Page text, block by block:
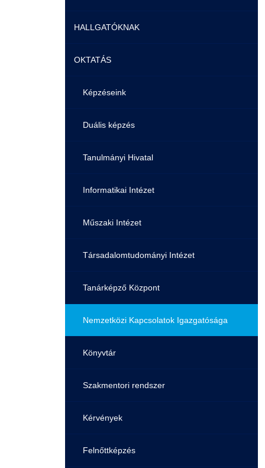
Pontozási rendszer szabályai
Felvetteknek
Képzéseink
Duális képzés
Átjelentkezés
Gyakori Kérdések
Pályaorientációs tanácsadás
MTMI Szakok
Sportolóként egyetemista
HALLGATÓKNAK
Képzéseink
Duális képzés
Könyvtár
K+F+I
Tanulmányi Tájékoztató
HASIT
Nyelvvizsga
Neptun
DIÁKHITEL
Moodle
Átjelentkezőknek
Hallgatói pályázatok
Karrier
OKTATÁS
Képzéseink
Duális képzés
Tanulmányi Hivatal
Informatikai Intézet
Műszaki Intézet
Társadalomtudományi Intézet
Tanárképző Központ
Nemzetközi Kapcsolatok Igazgatósága
Könyvtár
Szakmentori rendszer
Kérvények
Felnőttképzés